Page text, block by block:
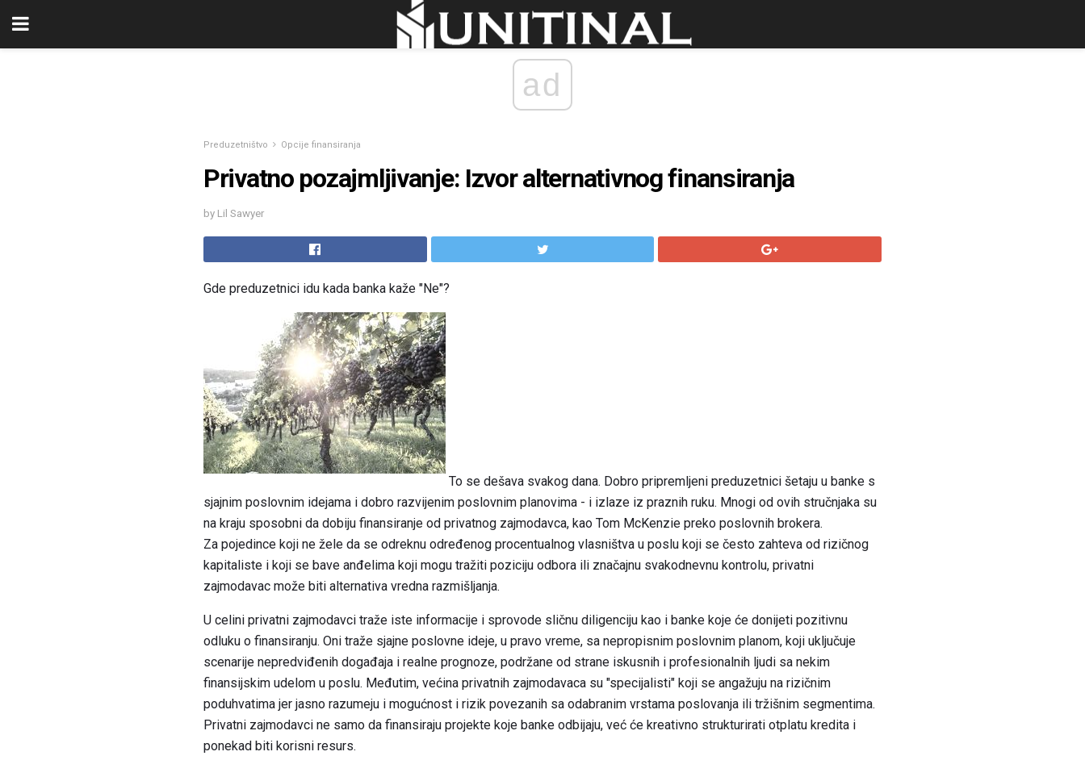
ad
Preduzetništvo Opcije finansiranja
Privatno pozajmljivanje: Izvor alternativnog finansiranja
by Lil Sawyer
Gde preduzetnici idu kada banka kaže "Ne"?
To se dešava svakog dana. Dobro pripremljeni preduzetnici šetaju u banke s
sjajnim poslovnim idejama i dobro razvijenim poslovnim planovima - i izlaze iz praznih ruku. Mnogi od ovih stručnjaka su
na kraju sposobni da dobiju finansiranje od privatnog zajmodavca, kao Tom McKenzie preko poslovnih brokera.
Za pojedince koji ne žele da se odreknu određenog procentualnog vlasništva u poslu koji se često zahteva od rizičnog
kapitaliste i koji se bave anđelima koji mogu tražiti poziciju odbora ili značajnu svakodnevnu kontrolu, privatni
zajmodavac može biti alternativa vredna razmišljanja.
U celini privatni zajmodavci traže iste informacije i sprovode sličnu diligenciju kao i banke koje će donijeti pozitivnu
odluku o finansiranju. Oni traže sjajne poslovne ideje, u pravo vreme, sa nepropisnim poslovnim planom, koji uključuje
scenarije nepredviđenih događaja i realne prognoze, podržane od strane iskusnih i profesionalnih ljudi sa nekim
finansijskim udelom u poslu. Međutim, većina privatnih zajmodavaca su "specijalisti" koji se angažuju na rizičnim
poduhvatima jer jasno razumeju i mogućnost i rizik povezanih sa odabranim vrstama poslovanja ili tržišnim segmentima.
Privatni zajmodavci ne samo da finansiraju projekte koje banke odbijaju, već će kreativno strukturirati otplatu kredita i
ponekad biti korisni resurs.